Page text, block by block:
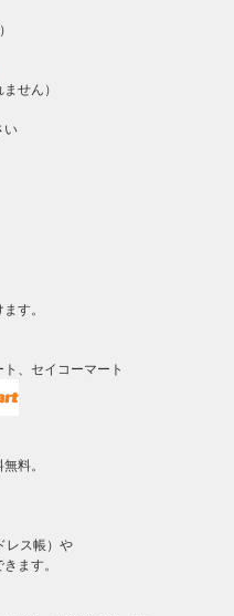
せん）
い
す。
、セイコーマート
料。
レス帳）や
ます。